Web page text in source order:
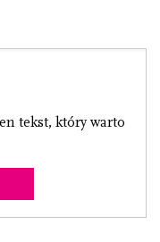
tekst, który warto